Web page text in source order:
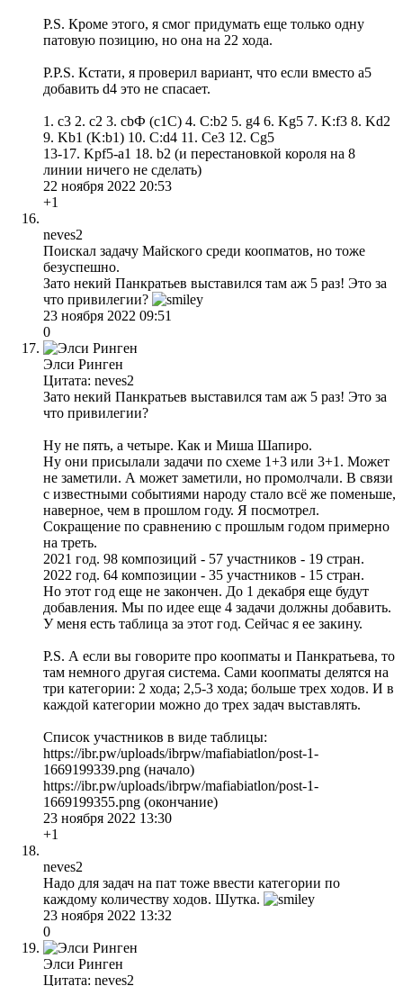
P.S. Кроме этого, я смог придумать еще только одну
патовую позицию, но она на 22 хода.
P.P.S. Кстати, я проверил вариант, что если вместо а5
добавить d4 это не спасает.
1. с3 2. с2 3. сbФ (с1С) 4. С:b2 5. g4 6. Kg5 7. K:f3 8. Kd2
9. Kb1 (K:b1) 10. C:d4 11. Ce3 12. Cg5
13-17. Kpf5-a1 18. b2 (и перестановкой короля на 8
линии ничего не сделать)
22 ноября 2022 20:53
+1
neves2
Поискал задачу Майского среди коопматов, но тоже
безуспешно.
Зато некий Панкратьев выставился там аж 5 раз! Это за
что привилегии?
23 ноября 2022 09:51
0
Элси Ринген
Цитата: neves2
Зато некий Панкратьев выставился там аж 5 раз! Это за
что привилегии?
Ну не пять, а четыре. Как и Миша Шапиро.
Ну они присылали задачи по схеме 1+3 или 3+1. Может
не заметили. А может заметили, но промолчали. В связи
с известными событиями народу стало всё же поменьше,
наверное, чем в прошлом году. Я посмотрел.
Сокращение по сравнению с прошлым годом примерно
на треть.
2021 год. 98 композиций - 57 участников - 19 стран.
2022 год. 64 композиции - 35 участников - 15 стран.
Но этот год еще не закончен. До 1 декабря еще будут
добавления. Мы по идее еще 4 задачи должны добавить.
У меня есть таблица за этот год. Сейчас я ее закину.
P.S. А если вы говорите про коопматы и Панкратьева, то
там немного другая система. Сами коопматы делятся на
три категории: 2 хода; 2,5-3 хода; больше трех ходов. И в
каждой категории можно до трех задач выставлять.
Список участников в виде таблицы:
https://ibr.pw/uploads/ibrpw/mafiabiatlon/post-1-
1669199339.png (начало)
https://ibr.pw/uploads/ibrpw/mafiabiatlon/post-1-
1669199355.png (окончание)
23 ноября 2022 13:30
+1
neves2
Надо для задач на пат тоже ввести категории по
каждому количеству ходов. Шутка.
23 ноября 2022 13:32
0
Элси Ринген
Цитата: neves2